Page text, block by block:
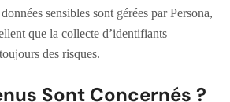
sensibles sont gérées par Persona,
que la collecte d’identifiants
des risques.
Sont Concernés ?